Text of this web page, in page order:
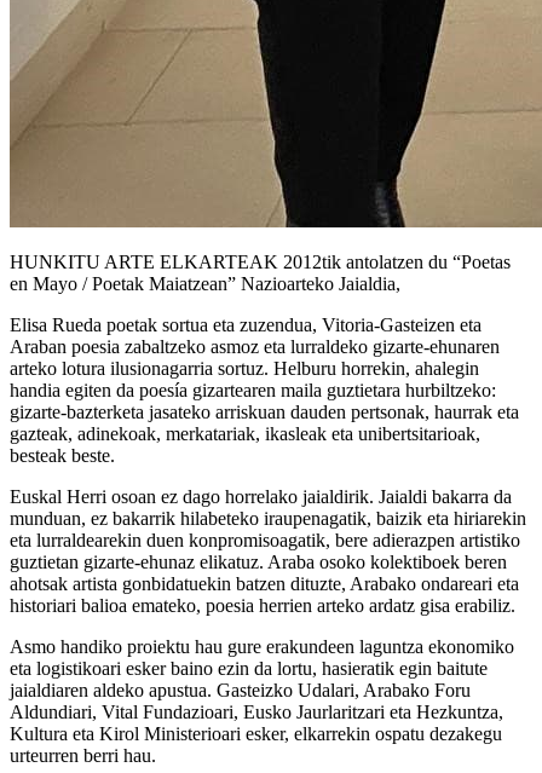
HUNKITU ARTE ELKARTEAK 2012tik antolatzen du “Poetas
en Mayo / Poetak Maiatzean” Nazioarteko Jaialdia,
Elisa Rueda poetak sortua eta zuzendua, Vitoria-Gasteizen eta
Araban poesia zabaltzeko asmoz eta lurraldeko gizarte-ehunaren
arteko lotura ilusionagarria sortuz. Helburu horrekin, ahalegin
handia egiten da poesía gizartearen maila guztietara hurbiltzeko:
gizarte-bazterketa jasateko arriskuan dauden pertsonak, haurrak eta
gazteak, adinekoak, merkatariak, ikasleak eta unibertsitarioak,
besteak beste.
Euskal Herri osoan ez dago horrelako jaialdirik. Jaialdi bakarra da
munduan, ez bakarrik hilabeteko iraupenagatik, baizik eta hiriarekin
eta lurraldearekin duen konpromisoagatik, bere adierazpen artistiko
guztietan gizarte-ehunaz elikatuz. Araba osoko kolektiboek beren
ahotsak artista gonbidatuekin batzen dituzte, Arabako ondareari eta
historiari balioa emateko, poesia herrien arteko ardatz gisa erabiliz.
Asmo handiko proiektu hau gure erakundeen laguntza ekonomiko
eta logistikoari esker baino ezin da lortu, hasieratik egin baitute
jaialdiaren aldeko apustua. Gasteizko Udalari, Arabako Foru
Aldundiari, Vital Fundazioari, Eusko Jaurlaritzari eta Hezkuntza,
Kultura eta Kirol Ministerioari esker, elkarrekin ospatu dezakegu
urteurren berri hau.